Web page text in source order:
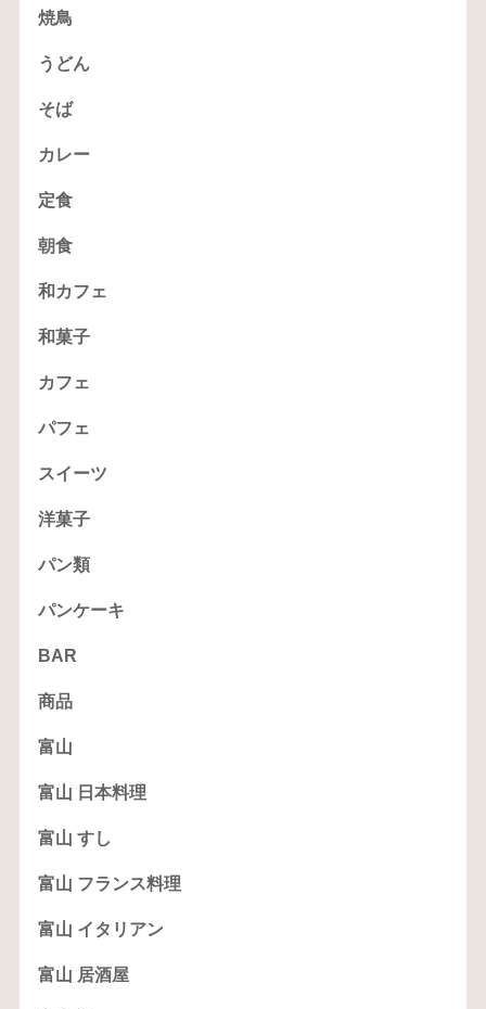
焼鳥
うどん
そば
カレー
定食
朝食
和カフェ
和菓子
カフェ
パフェ
スイーツ
洋菓子
パン類
パンケーキ
BAR
商品
富山
富山 日本料理
富山 すし
富山 フランス料理
富山 イタリアン
富山 居酒屋